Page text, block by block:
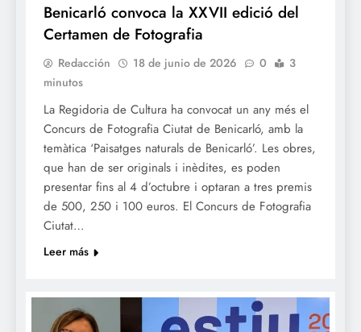
Benicarló convoca la XXVII edició del
Certamen de Fotografia
Redacción 18 de junio de 2026 0
3
minutos
La Regidoria de Cultura ha convocat un any més el
Concurs de Fotografia Ciutat de Benicarló, amb la
temàtica ‘Paisatges naturals de Benicarló’. Les obres,
que han de ser originals i inèdites, es poden
presentar fins al 4 d’octubre i optaran a tres premis
de 500, 250 i 100 euros. El Concurs de Fotografia
Ciutat…
Leer más